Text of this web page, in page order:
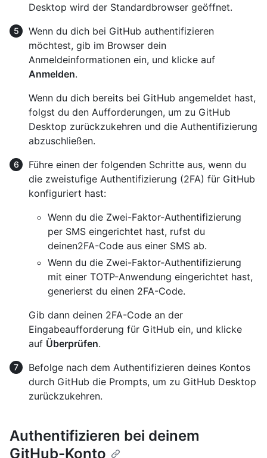
Desktop wird der Standardbrowser geöffnet.
Wenn du dich bei GitHub authentifizieren
möchtest, gib im Browser dein
Anmeldeinformationen ein, und klicke auf
Anmelden.
Wenn du dich bereits bei GitHub angemeldet hast,
folgst du den Aufforderungen, um zu GitHub
Desktop zurückzukehren und die Authentifizierung
abzuschließen.
Führe einen der folgenden Schritte aus, wenn du
die zweistufige Authentifizierung (2FA) für GitHub
konfiguriert hast:
Wenn du die Zwei-Faktor-Authentifizierung
per SMS eingerichtet hast, rufst du
deinen2FA-Code aus einer SMS ab.
Wenn du die Zwei-Faktor-Authentifizierung
mit einer TOTP-Anwendung eingerichtet hast,
generierst du einen 2FA-Code.
Gib dann deinen 2FA-Code an der
Eingabeaufforderung für GitHub ein, und klicke
auf Überprüfen.
Befolge nach dem Authentifizieren deines Kontos
durch GitHub die Prompts, um zu GitHub Desktop
zurückzukehren.
Authentifizieren bei deinem
GitHub-Konto